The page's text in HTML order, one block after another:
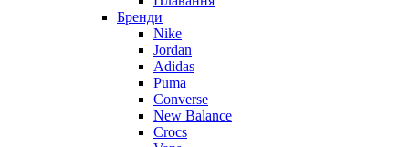
Бренди
Nike
Jordan
Adidas
Puma
Converse
New Balance
Crocs